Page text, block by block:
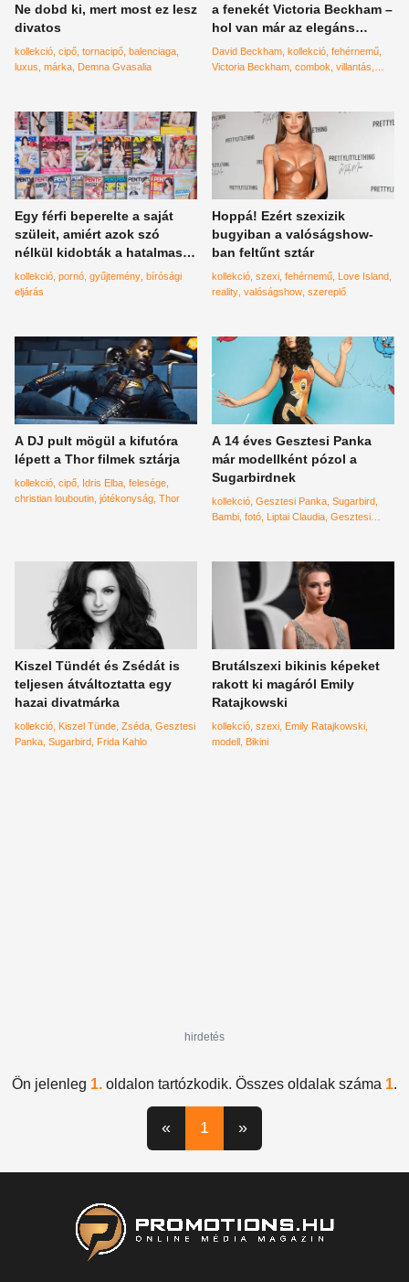
Ne dobd ki, mert most ez lesz
divatos
kollekció cipő tornacipő balenciaga
luxus márka Demna Gvasalia
a fenekét Victoria Beckham –
hol van már az elegáns
visszafogottság?
David Beckham kollekció fehérnemű
Victoria Beckham combok villantás
Egy férfi beperelte a saját
szüleit, amiért azok szó
nélkül kidobták a hatalmas
pornógyűjteményét
kollekció pornó gyűjtemény bírósági
eljárás
Hoppá! Ezért szexizik
bugyiban a valóságshow-
ban feltűnt sztár
kollekció szexi fehérnemű Love Island
reality valóságshow szereplő
A DJ pult mögül a kifutóra
lépett a Thor filmek sztárja
kollekció cipő Idris Elba felesége
christian louboutin jótékonyság Thor
A 14 éves Gesztesi Panka
már modellként pózol a
Sugarbirdnek
kollekció Gesztesi Panka Sugarbird
Bambi fotó Liptai Claudia Gesztesi
Kiszel Tündét és Zsédát is
teljesen átváltoztatta egy
hazai divatmárka
kollekció Kiszel Tünde Zséda Gesztesi
Panka Sugarbird Frida Kahlo
Brutálszexi bikinis képeket
rakott ki magáról Emily
Ratajkowski
kollekció szexi Emily Ratajkowski
modell Bikini
hirdetés
Ön jelenleg 1. oldalon tartózkodik. Összes oldalak száma 1.
« 1 »